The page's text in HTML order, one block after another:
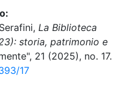
La Biblioteca
storia, patrimonio e
21 (2025), no. 17.
17